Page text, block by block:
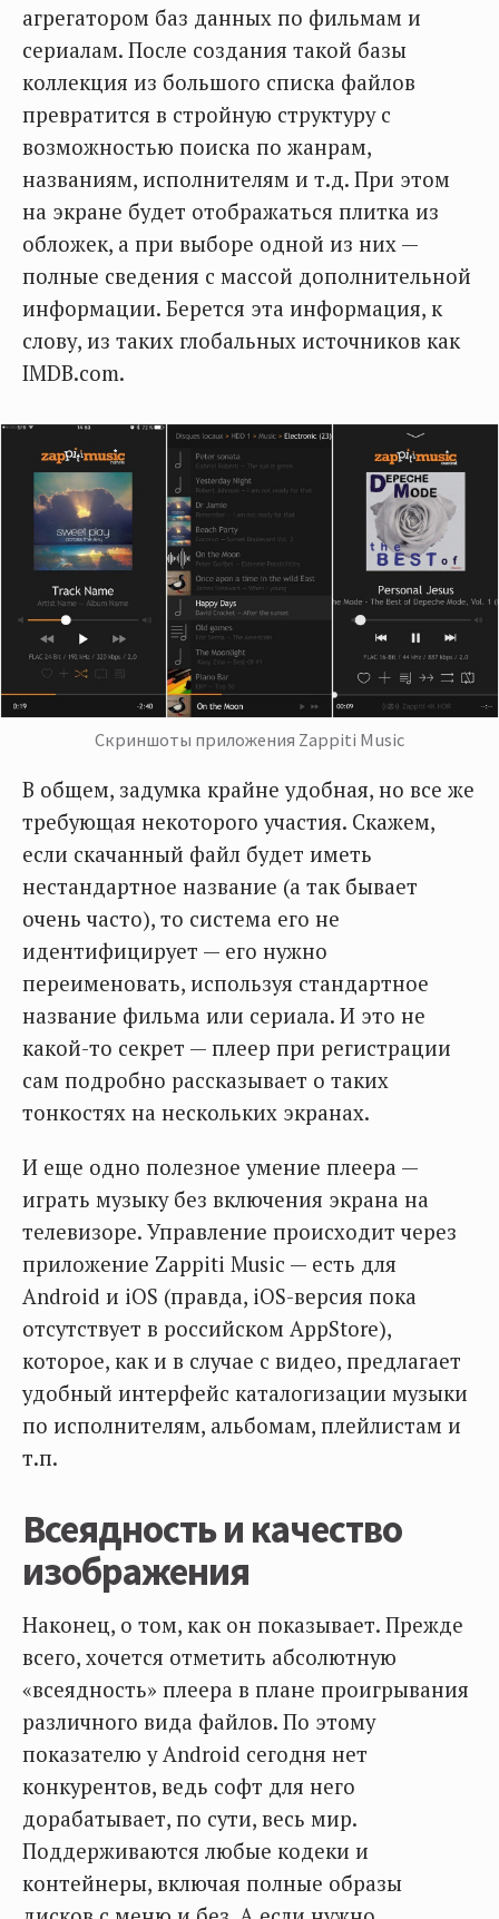
агрегатором баз данных по фильмам и
сериалам. После создания такой базы
коллекция из большого списка файлов
превратится в стройную структуру с
возможностью поиска по жанрам,
названиям, исполнителям и т.д. При этом
на экране будет отображаться плитка из
обложек, а при выборе одной из них —
полные сведения с массой дополнительной
информации. Берется эта информация, к
слову, из таких глобальных источников как
IMDB.com.
Скриншоты приложения Zappiti Music
В общем, задумка крайне удобная, но все же
требующая некоторого участия. Скажем,
если скачанный файл будет иметь
нестандартное название (а так бывает
очень часто), то система его не
идентифицирует — его нужно
переименовать, используя стандартное
название фильма или сериала. И это не
какой-то секрет — плеер при регистрации
сам подробно рассказывает о таких
тонкостях на нескольких экранах.
И еще одно полезное умение плеера —
играть музыку без включения экрана на
телевизоре. Управление происходит через
приложение Zappiti Music — есть для
Android и iOS (правда, iOS-версия пока
отсутствует в российском AppStore),
которое, как и в случае с видео, предлагает
удобный интерфейс каталогизации музыки
по исполнителям, альбомам, плейлистам и
т.п.
Всеядность и качество
изображения
Наконец, о том, как он показывает. Прежде
всего, хочется отметить абсолютную
«всеядность» плеера в плане проигрывания
различного вида файлов. По этому
показателю у Android сегодня нет
конкурентов, ведь софт для него
дорабатывает, по сути, весь мир.
Поддерживаются любые кодеки и
контейнеры, включая полные образы